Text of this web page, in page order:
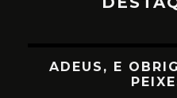
ADEUS, E